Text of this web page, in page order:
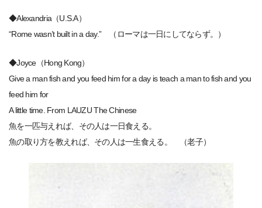
◆Alexandria（U.S.A）
“Rome wasn’t built in a day.” （ローマは一日にしてならず。）
◆Joyce（Hong Kong）
Give a man fish and you feed him for a day is teach a man to fish and you
feed him for
A little time. From LAUZU The Chinese
魚を一匹与えれば、その人は一日食える。
魚の取り方を教えれば、その人は一生食える。 （老子）